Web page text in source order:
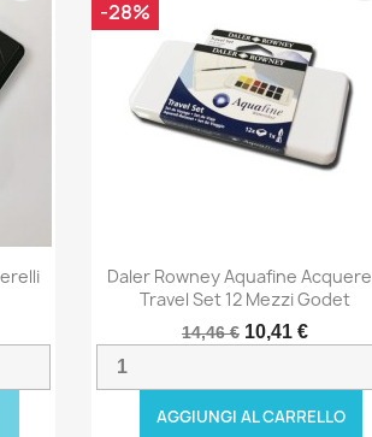
Daler Rowney Aquafine
Travel Set 12 Mezzi Godet
14,46 € 10,41 €
AGGIUNGI AL CARRELLO
-28%